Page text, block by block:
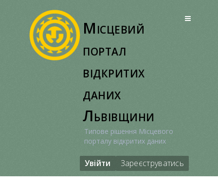
Місцевий
портал
відкритих
даних
Львівщини
Типове рішення Місцевого
порталу відкритих даних
Увійти Зареєструватись